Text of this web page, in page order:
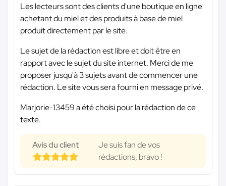
Les lecteurs sont des clients d'une boutique en ligne
achetant du miel et des produits à base de miel
produit directement par le site.
Le sujet de la rédaction est libre et doit être en
rapport avec le sujet du site internet. Merci de me
proposer jusqu'à 3 sujets avant de commencer une
rédaction. Le site vous sera fourni en message privé.
Marjorie-13459 a été choisi pour la rédaction de ce
texte.
Avis du client
Je suis fan de vos
rédactions, bravo !